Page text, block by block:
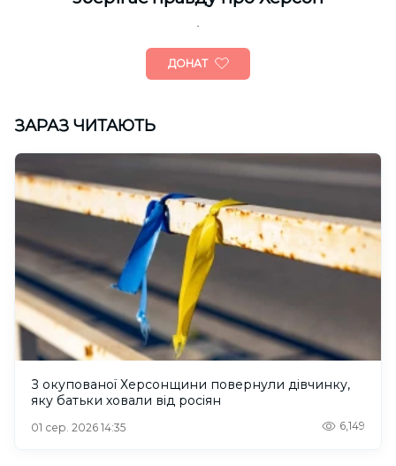
ДОНАТ
ЗАРАЗ ЧИТАЮТЬ
З окупованої Херсонщини повернули дівчинку,
яку батьки ховали від росіян
01 сер. 2026 14:35 6,149